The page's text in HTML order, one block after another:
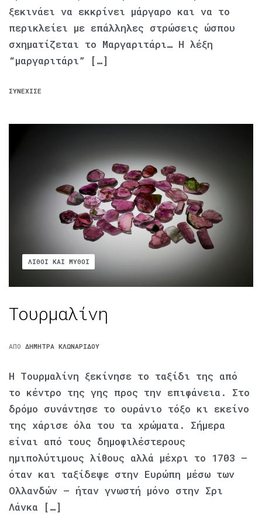
ξεκινάει να εκκρίνει μάργαρο και να το
περικλείει με επάλληλες στρώσεις ώσπου
σχηματίζεται το Μαργαριτάρι… Η λέξη
“μαργαριτάρι” […]
ΣΥΝΈΧΙΣΕ
ΛΊΘΟΙ ΚΑΙ ΜΎΘΟΙ
Τουρμαλίνη
ΑΠΌ ΔΉΜΗΤΡΑ ΚΛΩΝΑΡΊΔΟΥ
Η Τουρμαλίνη ξεκίνησε το ταξίδι της από
το κέντρο της γης προς την επιφάνεια. Στο
δρόμο συνάντησε το ουράνιο τόξο κι εκείνο
της χάρισε όλα του τα χρώματα. Σήμερα
είναι από τους δημοφιλέστερους
ημιπολύτιμους λίθους αλλά μέχρι το 1703 –
όταν και ταξίδεψε στην Ευρώπη μέσω των
Ολλανδών – ήταν γνωστή μόνο στην Σρι
Λάνκα […]